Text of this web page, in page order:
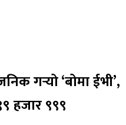
गर्‍यो ‘बोमा ईभी’,
हजार ९९९